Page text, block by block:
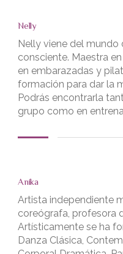
Nelly
Nelly viene del
consciente. Maestra
en embarazadas y
formación para dar la
Podrás encontrarla
grupo como en
Anika
Artista independiente
coreógrafa, profesora
Artísticamente se ha
Danza Clásica,